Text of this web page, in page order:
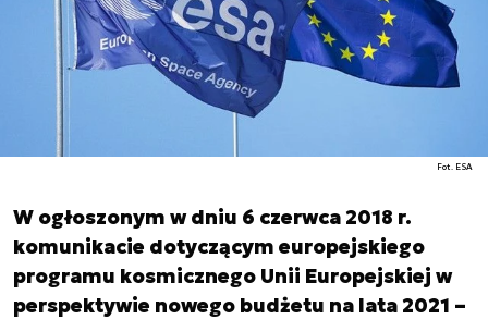
Fot. ESA
W ogłoszonym w dniu 6 czerwca 2018 r.
komunikacie dotyczącym europejskiego
programu kosmicznego Unii Europejskiej w
perspektywie nowego budżetu na lata 2021 –